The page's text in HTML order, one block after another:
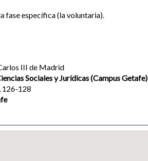
fase específica (la voluntaria).
III de Madrid
Sociales y Jurídicas (Campus Getafe)
126-128